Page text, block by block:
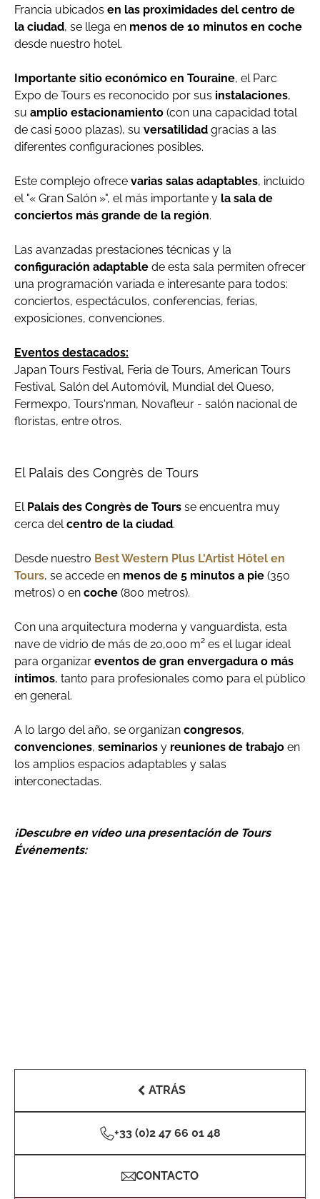
Francia ubicados en las proximidades del centro de
la ciudad, se llega en menos de 10 minutos en coche
desde nuestro hotel.
Importante sitio económico en Touraine, el Parc
Expo de Tours es reconocido por sus instalaciones,
su amplio estacionamiento (con una capacidad total
de casi 5000 plazas), su versatilidad gracias a las
diferentes configuraciones posibles.
Este complejo ofrece varias salas adaptables, incluido
el "« Gran Salón »", el más importante y la sala de
conciertos más grande de la región.
Las avanzadas prestaciones técnicas y la
configuración adaptable de esta sala permiten ofrecer
una programación variada e interesante para todos:
conciertos, espectáculos, conferencias, ferias,
exposiciones, convenciones.
Eventos destacados:
Japan Tours Festival, Feria de Tours, American Tours
Festival, Salón del Automóvil, Mundial del Queso,
Fermexpo, Tours'nman, Novafleur - salón nacional de
floristas, entre otros.
El Palais des Congrès de Tours
El Palais des Congrès de Tours se encuentra muy
cerca delcentro de la ciudad.
Desde nuestro Best Western Plus L'Artist Hôtel en
Tours, se accede en menos de 5 minutos a pie (350
metros) o en coche (800 metros).
Con una arquitectura moderna y vanguardista, esta
nave de vidrio de más de 20,000 m² es el lugar ideal
para organizar eventos de gran envergadura o más
íntimos, tanto para profesionales como para el público
en general.
A lo largo del año, se organizan congresos,
convenciones, seminarios y reuniones de trabajo en
los amplios espacios adaptables y salas
interconectadas.
¡Descubre en vídeo una presentación de Tours
Événements:
ATRÁS
+33 (0)2 47 66 01 48
CONTACTO